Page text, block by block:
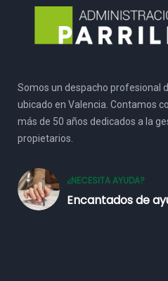
Somos un despacho profesional
ubicado en Valencia. Contamos
más de 50 años dedicados a la
propietarios.
¿NECESITA AYUDA?
Encantados de